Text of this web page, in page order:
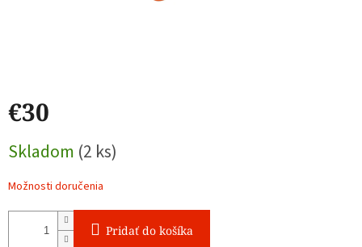
€30
cena:
Skladom (2 ks)
Možnosti doručenia
Pridať do košíka